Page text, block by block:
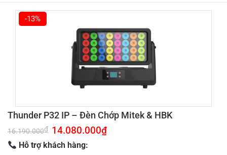
-13%
Thunder P32 IP – Đèn Chớp Mitek & HBK
16.190.000₫ Giá
gốc
là:
16.190.000₫.
14.080.000₫Giá
Hỗ trợ khách hàng: